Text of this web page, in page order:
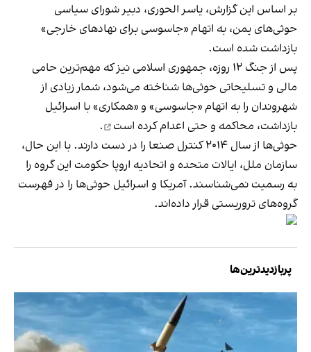
بر اساس این گزارش، یاسر الحوری، دبیر شورای سیاسی
حوثی‌های یمن، به اتهام «جاسوسی برای نهادهای خارجی»
بازداشت شده است.
پس از جنگ ۱۲ روزه، جمهوری اسلامی نیز که مهم‌ترین حامی
مالی و تسلیحاتی حوثی‌ها شناخته می‌شود، شمار زیادی از
شهروندان را به اتهام «جاسوسی» و «همکاری» با اسرائیل
بازداشت، محاکمه و حتی اعدام کرده است
.
حوثی‌ها از سال ۲۰۱۴ کنترل صنعا را در دست دارند. با این حال،
سازمان ملل، ایالات متحده و اتحادیه اروپا حکومت این گروه را
به رسمیت نمی‌شناسند. آمریکا و اسرائیل حوثی‌ها را در فهرست
گروه‌های تروریستی قرار داده‌اند.
پربازدیدترین‌ها